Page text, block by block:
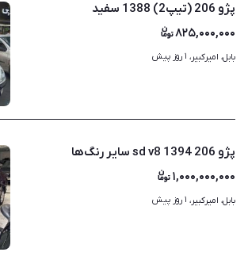
پژو 206 (تیپ2) 1388 سفید
۸۲۵,۰۰۰,۰۰۰
بابل، امیرکبیر، ۱ روز پیش
پژو 206 sd v8 1394 سایر رنگ‌ها
۱,۰۰۰,۰۰۰,۰۰۰
بابل، امیرکبیر، ۱ روز پیش